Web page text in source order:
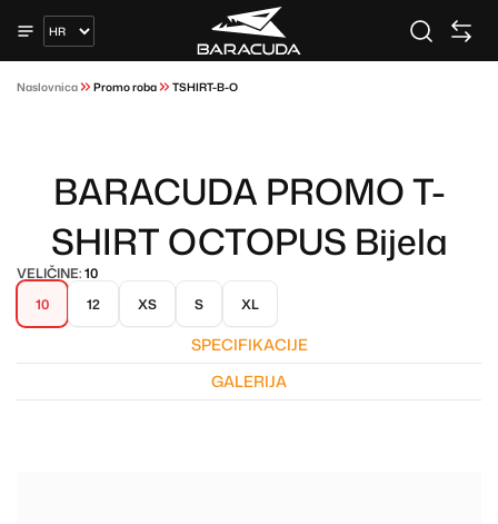
Naslovnica Promo roba TSHIRT-B-O
BARACUDA PROMO T-
SHIRT OCTOPUS Bijela
VELIČINE:10
10
12 XS S XL
SPECIFIKACIJE
GALERIJA